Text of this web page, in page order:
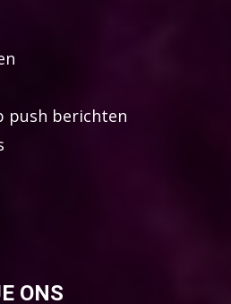
push berichten
ONS